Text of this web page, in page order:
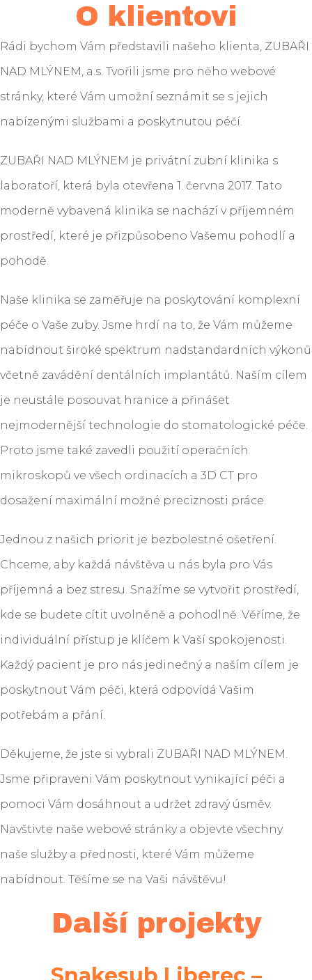
O klientovi
Rádi bychom Vám představili našeho klienta, ZUBAŘI
NAD MLÝNEM, a.s. Tvořili jsme pro něho webové
stránky, které Vám umožní seznámit se s jejich
nabízenými službami a poskytnutou péčí.
ZUBAŘI NAD MLÝNEM je privátní zubní klinika s
laboratoří, která byla otevřena 1. června 2017. Tato
moderně vybavená klinika se nachází v příjemném
prostředí, které je přizpůsobeno Vašemu pohodlí a
pohodě.
Naše klinika se zaměřuje na poskytování komplexní
péče o Vaše zuby. Jsme hrdí na to, že Vám můžeme
nabídnout široké spektrum nadstandardních výkonů
včetně zavádění dentálních implantátů. Naším cílem
je neustále posouvat hranice a přinášet
nejmodernější technologie do stomatologické péče.
Proto jsme také zavedli použití operačních
mikroskopů ve všech ordinacích a 3D CT pro
dosažení maximální možné preciznosti práce.
Jednou z našich priorit je bezbolestné ošetření.
Chceme, aby každá návštěva u nás byla pro Vás
příjemná a bez stresu. Snažíme se vytvořit prostředí,
kde se budete cítit uvolněně a pohodlně. Věříme, že
individuální přístup je klíčem k Vaší spokojenosti.
Každý pacient je pro nás jedinečný a naším cílem je
poskytnout Vám péči, která odpovídá Vašim
potřebám a přání.
Děkujeme, že jste si vybrali ZUBAŘI NAD MLÝNEM.
Jsme připraveni Vám poskytnout vynikající péči a
pomoci Vám dosáhnout a udržet zdravý úsměv.
Navštivte naše webové stránky a objevte všechny
naše služby a přednosti, které Vám můžeme
nabídnout. Těšíme se na Vaši návštěvu!
Další projekty